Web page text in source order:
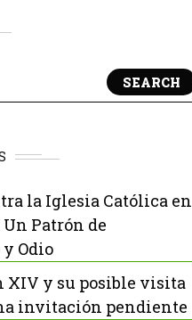
SEARCH
la Iglesia Católica en
Patrón de
Odio
XIV y su posible visita
invitación pendiente